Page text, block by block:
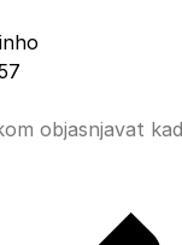
objasnjavat